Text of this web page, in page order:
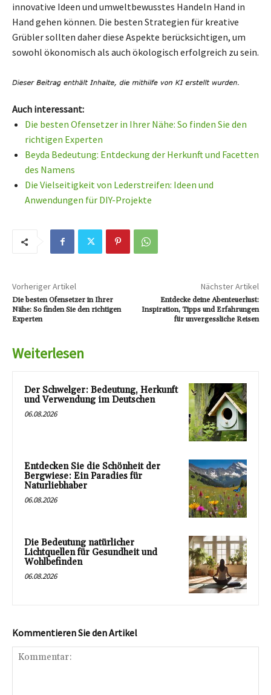
innovative Ideen und umweltbewusstes Handeln Hand in
Hand gehen können. Die besten Strategien für kreative
Grübler sollten daher diese Aspekte berücksichtigen, um
sowohl ökonomisch als auch ökologisch erfolgreich zu sein.
Auch interessant:
Die besten Ofensetzer in Ihrer Nähe: So finden Sie den
richtigen Experten
Beyda Bedeutung: Entdeckung der Herkunft und Facetten
des Namens
Die Vielseitigkeit von Lederstreifen: Ideen und
Anwendungen für DIY-Projekte
Vorheriger Artikel
Die besten Ofensetzer in Ihrer
Nähe: So finden Sie den richtigen
Experten
Nächster Artikel
Entdecke deine Abenteuerlust:
Inspiration, Tipps und Erfahrungen
für unvergessliche Reisen
Weiterlesen
Der Schwelger: Bedeutung, Herkunft
und Verwendung im Deutschen
06.08.2026
Entdecken Sie die Schönheit der
Bergwiese: Ein Paradies für
Naturliebhaber
06.08.2026
Die Bedeutung natürlicher
Lichtquellen für Gesundheit und
Wohlbefinden
06.08.2026
Kommentieren Sie den Artikel